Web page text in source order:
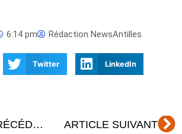
6:14 pm Rédaction NewsAntilles
Twitter LinkedIn
ARTICLE PRÉCÉDENT ARTICLE SUIVANT